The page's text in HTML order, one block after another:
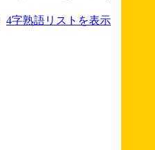
4字熟語リストを表示